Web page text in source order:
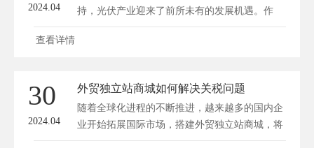
2024.04
持，光伏产业迎来了前所未有的发展机遇。作
为...
查看详情
30
2024.04
外贸独立站商城如何解决关税问题
随着全球化进程的不断推进，越来越多的国内企
业开始拓展国际市场，搭建外贸独立站商城，将
产...